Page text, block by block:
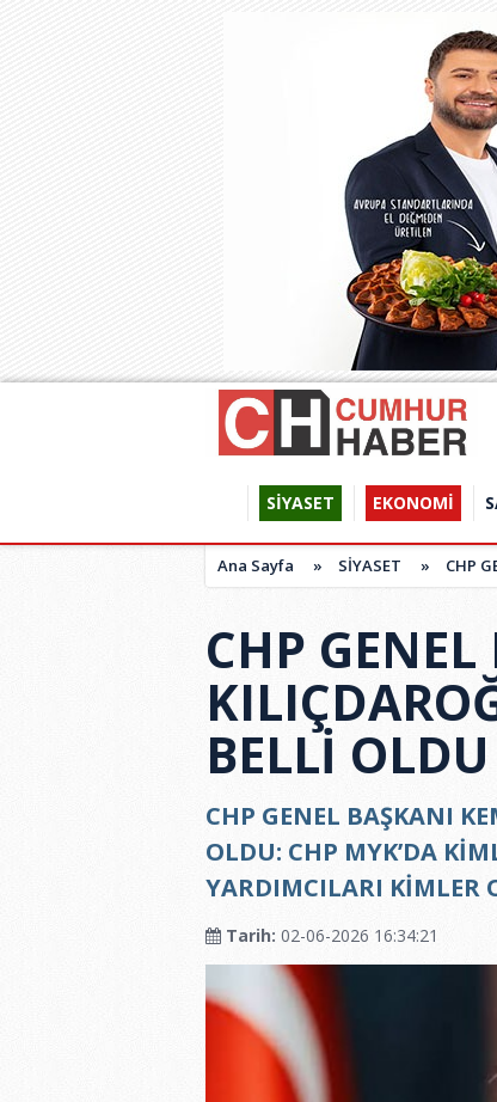
SİYASET EKONOMİ
Ana Sayfa » SİYASET » CHP
CHP
BELLİ OLDU
CHP GENEL BAŞKANI
OLDU: CHP MYK’DA
YARDIMCILARI KİMLER
Tarih: 02-06-2026 16:34:21